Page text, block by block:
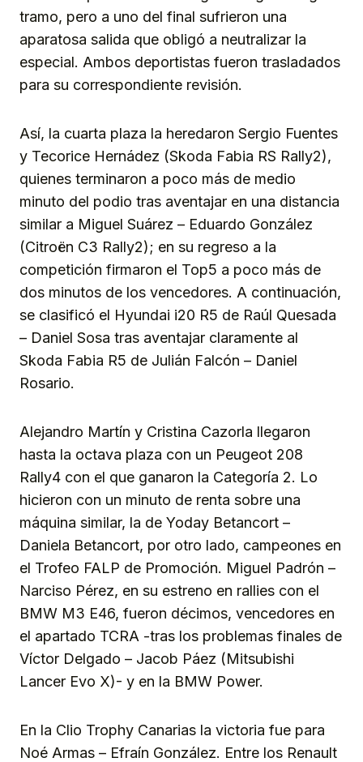
tramo, pero a uno del final sufrieron una
aparatosa salida que obligó a neutralizar la
especial. Ambos deportistas fueron trasladados
para su correspondiente revisión.
Así, la cuarta plaza la heredaron Sergio Fuentes
y Tecorice Hernádez (Skoda Fabia RS Rally2),
quienes terminaron a poco más de medio
minuto del podio tras aventajar en una distancia
similar a Miguel Suárez – Eduardo González
(Citroën C3 Rally2); en su regreso a la
competición firmaron el Top5 a poco más de
dos minutos de los vencedores. A continuación,
se clasificó el Hyundai i20 R5 de Raúl Quesada
– Daniel Sosa tras aventajar claramente al
Skoda Fabia R5 de Julián Falcón – Daniel
Rosario.
Alejandro Martín y Cristina Cazorla llegaron
hasta la octava plaza con un Peugeot 208
Rally4 con el que ganaron la Categoría 2. Lo
hicieron con un minuto de renta sobre una
máquina similar, la de Yoday Betancort –
Daniela Betancort, por otro lado, campeones en
el Trofeo FALP de Promoción. Miguel Padrón –
Narciso Pérez, en su estreno en rallies con el
BMW M3 E46, fueron décimos, vencedores en
el apartado TCRA -tras los problemas finales de
Víctor Delgado – Jacob Páez (Mitsubishi
Lancer Evo X)- y en la BMW Power.
En la Clio Trophy Canarias la victoria fue para
Noé Armas – Efraín González. Entre los Renault